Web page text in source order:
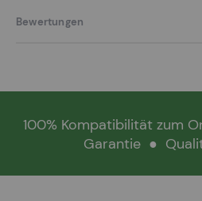
Bewertungen
100% Kompatibilität zum
Garantie ●